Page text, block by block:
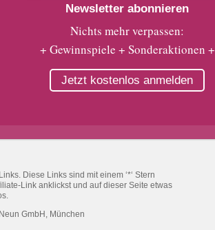
Newsletter abonnieren
Nichts mehr verpassen:
+ Gewinnspiele + Sonderaktionen +
Jetzt kostenlos anmelden
Diese Links sind mit einem ‘*‘ Stern
Link anklickst und auf dieser Seite etwas
GmbH, München